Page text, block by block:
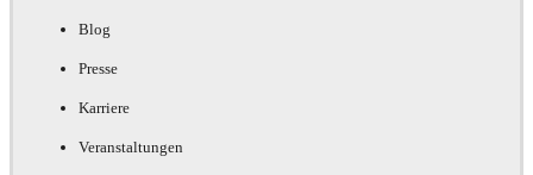
Blog
Presse
Karriere
Veranstaltungen